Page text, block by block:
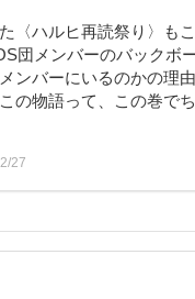
〈ハルヒ再読祭り〉も
団メンバーのバックボ
ンバーにいるのかの理
の物語って、この巻で
27